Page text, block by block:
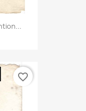
favorite_border